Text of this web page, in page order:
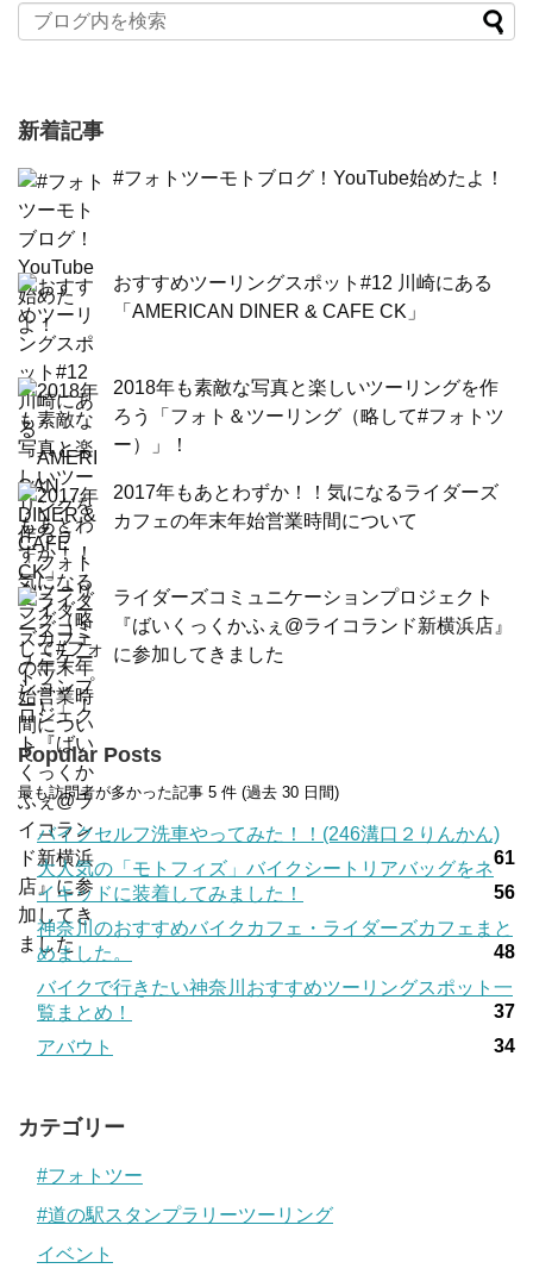
新着記事
#フォトツーモトブログ！YouTube始めたよ！
おすすめツーリングスポット#12 川崎にある
「AMERICAN DINER & CAFE CK」
2018年も素敵な写真と楽しいツーリングを作
ろう「フォト＆ツーリング（略して#フォトツ
ー）」！
2017年もあとわずか！！気になるライダーズ
カフェの年末年始営業時間について
ライダーズコミュニケーションプロジェクト
『ばいくっくかふぇ@ライコランド新横浜店』
に参加してきました
Popular Posts
最も訪問者が多かった記事 5 件 (過去 30 日間)
バイクセルフ洗車やってみた！！(246溝口２りんかん)
61
大人気の「モトフィズ」バイクシートリアバッグをネ
イキッドに装着してみました！
56
神奈川のおすすめバイクカフェ・ライダーズカフェまと
めました。
48
バイクで行きたい神奈川おすすめツーリングスポット一
覧まとめ！
37
アバウト
34
カテゴリー
#フォトツー
#道の駅スタンプラリーツーリング
イベント